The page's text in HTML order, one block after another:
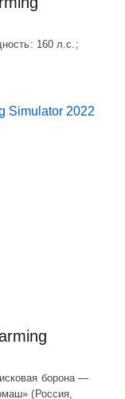
160 л.c.;
борона —
(Россия,